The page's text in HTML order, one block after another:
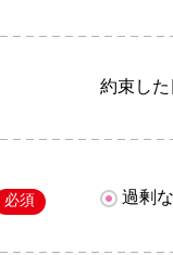
約束し
必須 過剰